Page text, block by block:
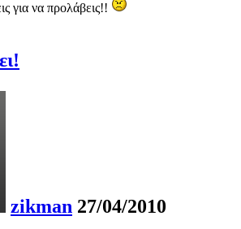
για να προλάβεις!!
zikman 27/04/2010